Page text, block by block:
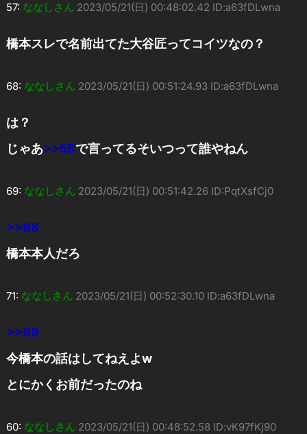
57: ななしさん 2023/05/21(日) 00:48:02.42 ID:a63fDLwna
橋本スレで名前出てた大谷匠ってコイツなの？
68: ななしさん 2023/05/21(日) 00:51:24.93 ID:a63fDLwna
は？
じゃあ>>58で言ってるそいつって誰やねん
69: ななしさん 2023/05/21(日) 00:51:42.26 ID:PqtXsfCj0
>>68
橋本本人だろ
71: ななしさん 2023/05/21(日) 00:52:30.10 ID:a63fDLwna
>>69
今橋本の話はしてねえよw
とにかくお前だったのね
60: ななしさん 2023/05/21(日) 00:48:52.58 ID:vK97fKj90